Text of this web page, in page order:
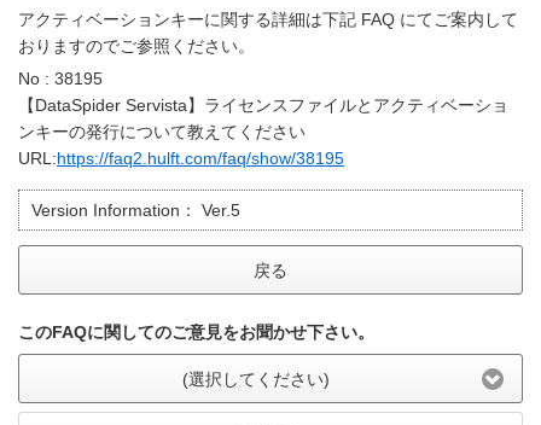
アクティベーションキーに関する詳細は下記 FAQ にてご案内して
おりますのでご参照ください。
No : 38195
【DataSpider Servista】ライセンスファイルとアクティベーショ
ンキーの発行について教えてください
URL:https://faq2.hulft.com/faq/show/38195
Version Information： Ver.5
戻る
このFAQに関してのご意見をお聞かせ下さい。
(選択してください)